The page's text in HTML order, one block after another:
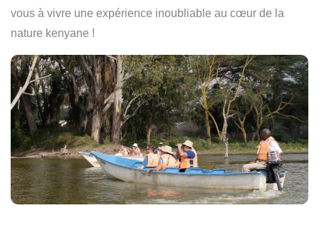
vous à vivre une expérience inoubliable au cœur de la
nature kenyane !